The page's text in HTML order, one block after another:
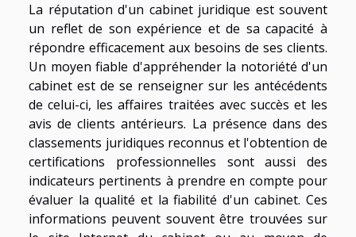
La réputation d'un cabinet juridique est souvent
un reflet de son expérience et de sa capacité à
répondre efficacement aux besoins de ses clients.
Un moyen fiable d'appréhender la notoriété d'un
cabinet est de se renseigner sur les antécédents
de celui-ci, les affaires traitées avec succès et les
avis de clients antérieurs. La présence dans des
classements juridiques reconnus et l'obtention de
certifications professionnelles sont aussi des
indicateurs pertinents à prendre en compte pour
évaluer la qualité et la fiabilité d'un cabinet. Ces
informations peuvent souvent être trouvées sur